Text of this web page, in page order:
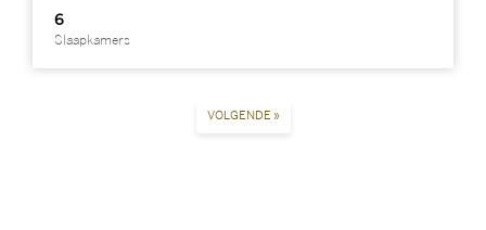
6
Slaapkamers
VOLGENDE »